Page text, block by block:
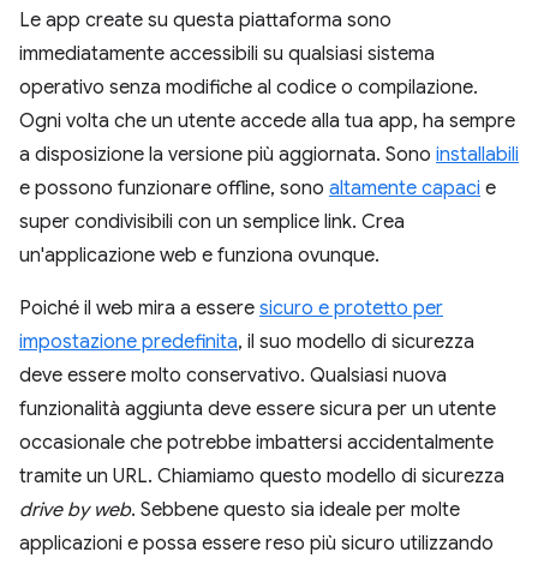
Le app create su questa piattaforma sono
immediatamente accessibili su qualsiasi sistema
operativo senza modifiche al codice o compilazione.
Ogni volta che un utente accede alla tua app, ha sempre
a disposizione la versione più aggiornata. Sono installabili
e possono funzionare offline, sono altamente capaci e
super condivisibili con un semplice link. Crea
un'applicazione web e funziona ovunque.
Poiché il web mira a essere sicuro e protetto per
impostazione predefinita, il suo modello di sicurezza
deve essere molto conservativo. Qualsiasi nuova
funzionalità aggiunta deve essere sicura per un utente
occasionale che potrebbe imbattersi accidentalmente
tramite un URL. Chiamiamo questo modello di sicurezza
drive by web. Sebbene questo sia ideale per molte
applicazioni e possa essere reso più sicuro utilizzando